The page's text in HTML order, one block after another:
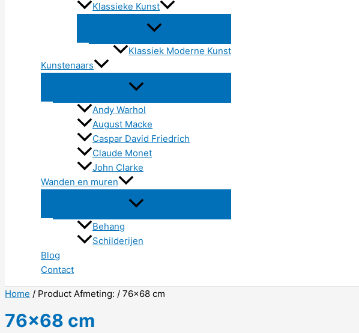
Klassieke Kunst
Klassiek Moderne Kunst
Kunstenaars
Andy Warhol
August Macke
Caspar David Friedrich
Claude Monet
John Clarke
Wanden en muren
Behang
Schilderijen
Blog
Contact
Home / Product Afmeting: / 76x68 cm
76x68 cm